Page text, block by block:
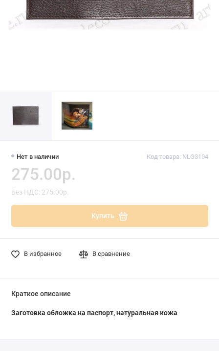
Нет в наличии Код товара: NLG3104
275.00р.
Без НДС: 275.00р.
Купить
В избранное В сравнение
Краткое описание
Заготовка обложка на паспорт, натуральная кожа